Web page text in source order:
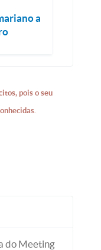
a
pois o seu
do Meeting